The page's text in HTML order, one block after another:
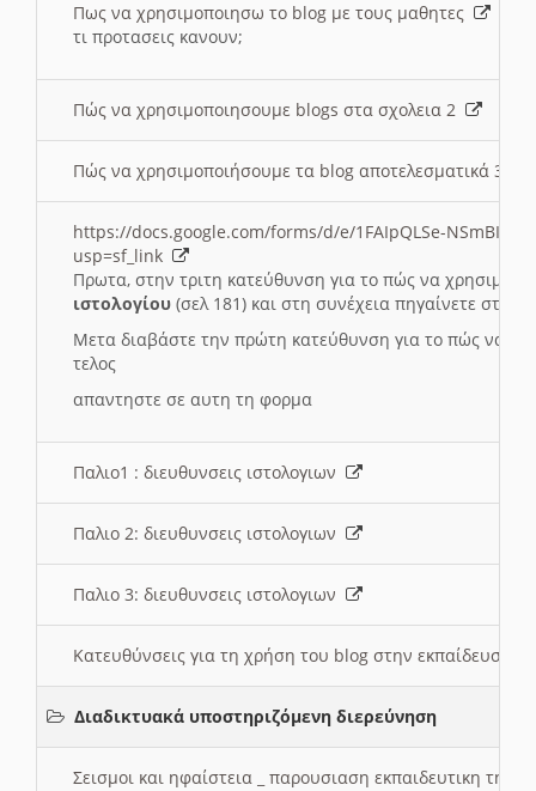
Πως να χρησιμοποιησω το blog με τους μαθητες
τι προτασεις κανουν;
Πώς να χρησιμοποιησουμε blogs στα σχολεια 2
Πώς να χρησιμοποιήσουμε τα blog αποτελεσματικά 3
https://docs.google.com/forms/d/e/1FAIpQLSe-NSmBI-
usp=sf_link
Πρωτα, στην τριτη κατεύθυνση για το πώς να
ιστολογίου (σελ 181) και στη συνέχεια πηγαίνετε στο
Μετα διαβάστε την πρώτη κατεύθυνση για το πώς να
τελος
απαντηστε σε αυτη τη φορμα
Παλιο1 : διευθυνσεις ιστολογιων
Παλιο 2: διευθυνσεις ιστολογιων
Παλιο 3: διευθυνσεις ιστολογιων
Κατευθύνσεις για τη χρήση του blog στην εκπαίδευση
Διαδικτυακά υποστηριζόμενη διερεύνηση
Σεισμοι και ηφαίστεια _ παρουσιαση εκπαιδευτικη